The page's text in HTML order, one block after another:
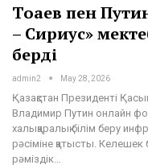
Тоқаев пен
– Сириус»
берді
admin2 May 28, 2026
Қазақстан Президенті
Владимир Путин онлайн
халықаралық білім беру
рәсіміне қатысты. Келешек
рәміздік…